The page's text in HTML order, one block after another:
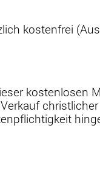
kostenfrei